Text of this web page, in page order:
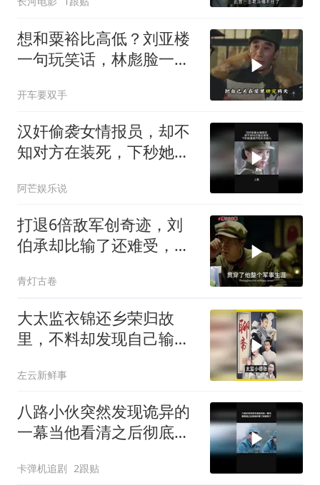
想和粟裕比高低？刘亚楼
一句玩笑话，林彪脸一
开车要双手
汉奸偷袭女情报员，却不
知对方在装死，下秒她直
阿芒娱乐说
打退6倍敌军创奇迹，刘
伯承却比输了还难受，对
青灯古卷
大太监衣锦还乡荣归故
里，不料却发现自己输得
左云新鲜事
八路小伙突然发现诡异的
一幕当他看清之后彻底吓
卡弹机追剧 2跟贴